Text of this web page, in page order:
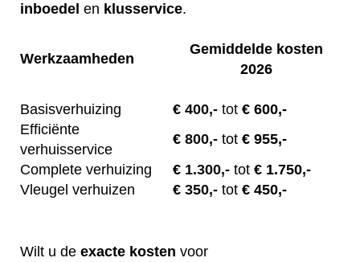
inboedel en klusservice.
Werkzaamheden
Gemiddelde kosten
2026
Basisverhuizing € 400,- tot € 600,-
Efficiënte
verhuisservice
€ 800,- tot € 955,-
Complete verhuizing
€ 1.300,- tot € 1.750,-
Vleugel verhuizen
€ 350,- tot € 450,-
Wilt u de exacte kosten voor